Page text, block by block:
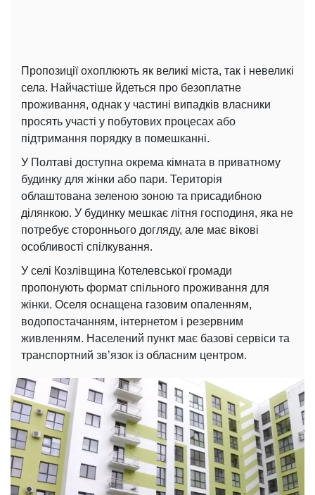
Пропозиції охоплюють як великі міста, так і невеликі
села. Найчастіше йдеться про безоплатне
проживання, однак у частині випадків власники
просять участі у побутових процесах або
підтримання порядку в помешканні.
У Полтаві доступна окрема кімната в приватному
будинку для жінки або пари. Територія
облаштована зеленою зоною та присадибною
ділянкою. У будинку мешкає літня господиня, яка не
потребує стороннього догляду, але має вікові
особливості спілкування.
У селі Козлівщина Котелевської громади
пропонують формат спільного проживання для
жінки. Оселя оснащена газовим опаленням,
водопостачанням, інтернетом і резервним
живленням. Населений пункт має базові сервіси та
транспортний зв’язок із обласним центром.